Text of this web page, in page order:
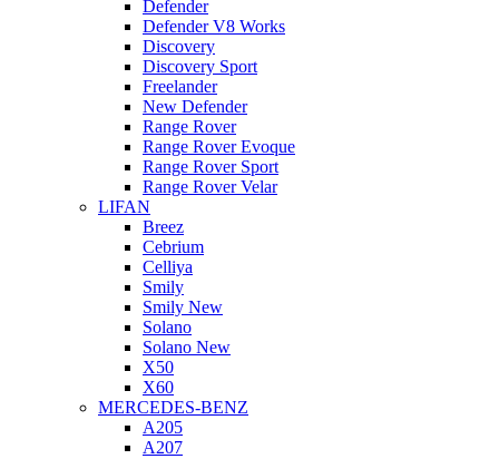
Defender
Defender V8 Works
Discovery
Discovery Sport
Freelander
New Defender
Range Rover
Range Rover Evoque
Range Rover Sport
Range Rover Velar
LIFAN
Breez
Cebrium
Celliya
Smily
Smily New
Solano
Solano New
X50
X60
MERCEDES-BENZ
A205
A207